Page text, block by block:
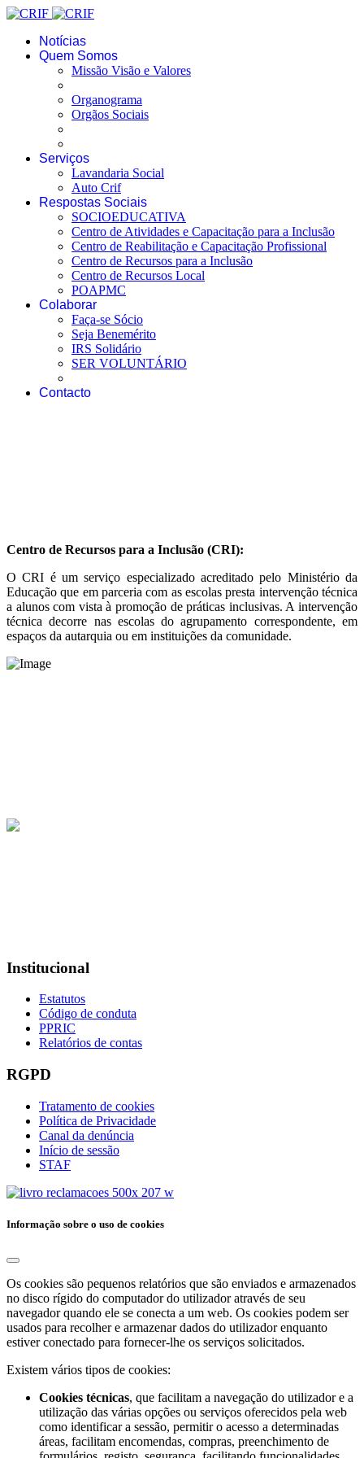
Notícias
Quem Somos
Missão Visão e Valores
Organograma
Orgãos Sociais
Serviços
Lavandaria Social
Auto Crif
Respostas Sociais
SOCIOEDUCATIVA
Centro de Atividades e Capacitação para a Inclusão
Centro de Reabilitação e Capacitação Profissional
Centro de Recursos para a Inclusão
Centro de Recursos Local
POAPMC
Colaborar
Faça-se Sócio
Seja Benemérito
IRS Solidário
SER VOLUNTÁRIO
Contacto
Centro de Recursos para a Inclusão (CRI):
O CRI é um serviço especializado acreditado pelo Ministério da
Educação que em parceria com as escolas presta intervenção técnica
a alunos com vista à promoção de práticas inclusivas. A intervenção
técnica decorre nas escolas do agrupamento correspondente, em
espaços da autarquia ou em instituições da comunidade.
Institucional
Estatutos
Código de conduta
PPRIC
Relatórios de contas
RGPD
Tratamento de cookies
Política de Privacidade
Canal da denúncia
Início de sessão
STAF
Informação sobre o uso de cookies
Os cookies são pequenos relatórios que são enviados e armazenados
no disco rígido do computador do utilizador através de seu
navegador quando ele se conecta a um web. Os cookies podem ser
usados ​​para recolher e armazenar dados do utilizador enquanto
estiver conectado para fornecer-lhe os serviços solicitados.
Existem vários tipos de cookies:
Cookies técnicas, que facilitam a navegação do utilizador e a
utilização das várias opções ou serviços oferecidos pela web
como identificar a sessão, permitir o acesso a determinadas
áreas, facilitam encomendas, compras, preenchimento de